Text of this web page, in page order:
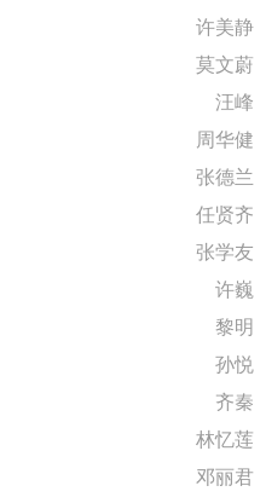
许美静
莫文蔚
汪峰
周华健
张德兰
任贤齐
张学友
许巍
黎明
孙悦
齐秦
林忆莲
邓丽君